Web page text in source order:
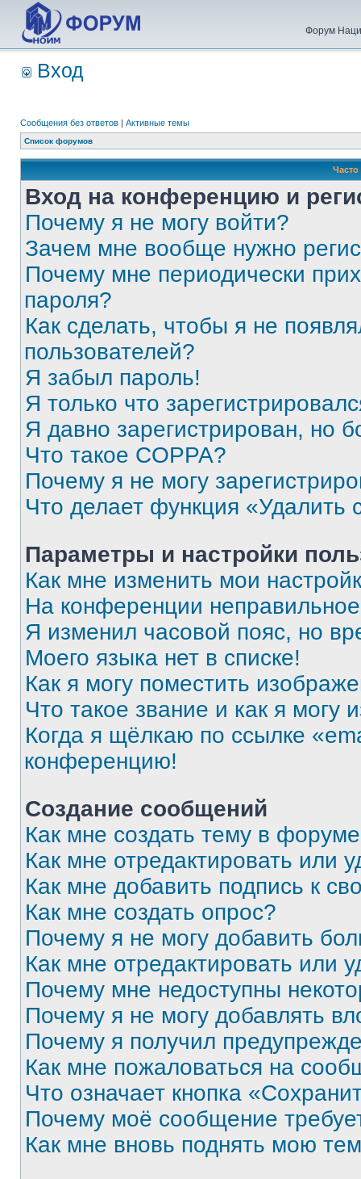
Форум
Вход
Сообщения без ответов | Активные темы
Список форумов
Вход на конференцию и
Почему я не могу войти?
Зачем мне вообще нужно
Почему мне периодически
пароля?
Как сделать, чтобы я не
пользователей?
Я забыл пароль!
Я только что
Я давно зарегистрирован, но
Что такое COPPA?
Почему я не могу
Что делает функция «Удалить
Параметры и настройки
Как мне изменить мои
На конференции
Я изменил часовой пояс, но
Моего языка нет в списке!
Как я могу поместить
Что такое звание и как я могу
Когда я щёлкаю по ссылке
конференцию!
Создание сообщений
Как мне создать тему в
Как мне отредактировать или
Как мне добавить подпись к
Как мне создать опрос?
Почему я не могу добавить
Как мне отредактировать или
Почему мне недоступны
Почему я не могу добавлять
Почему я получил
Как мне пожаловаться на
Что означает кнопка
Почему моё сообщение
Как мне вновь поднять мою